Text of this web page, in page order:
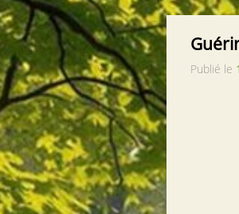
Publié le